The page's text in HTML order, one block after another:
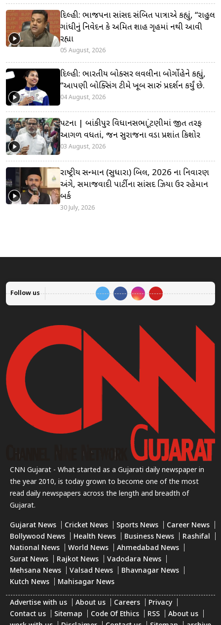
દિલ્હી: ભાજપના સાંસદ સંબિત પાત્રાએ કહ્યું, “રાહુલ
ગાંધીનું નિવેદન કે અમિત શાહ ગૃહમાં નથી આવી
રહ્યા
05 August, 2026
દિલ્હી: ભારતીય બોક્સર લવલીના બોર્ગોહેને કહ્યું,
“આપણી બોક્સિંગ ટીમે ખૂબ સારું પ્રદર્શન કર્યું છે.
04 August, 2026
પટના | બાંકીપુર વિધાનસભા ચૂંટણીમાં જીત તરફ
આગળ વધતાં, જન સુરાજના વડા પ્રશાંત કિશોર
03 August, 2026
રાષ્ટ્રીય સન્માન (સુધારા) બિલ, 2026 ના નિવારણ
અંગે, સમાજવાદી પાર્ટીના સાંસદ ઝિયા ઉર રહેમાન
બર્ક
30 July, 2026
Follow us
CNN Gujarat - What started as a Gujarati daily newspaper in
the year 2010, is today grown to become one of the most
read daily newspapers across the length and breadth of
Gujarat.
Gujarat News Cricket News Sports News
Career News
Bollywood News
Health News Business News
Rashifal
National News
World News
Ahmedabad News
Surat News
Rajkot News
Vadodara News
Mehsana News
Valsad News
Bhavnagar News
Kutch News
Mahisagar News
Advertise with us About us Careers
Privacy
Contact us
Sitemap Code Of Ethics RSS
About us